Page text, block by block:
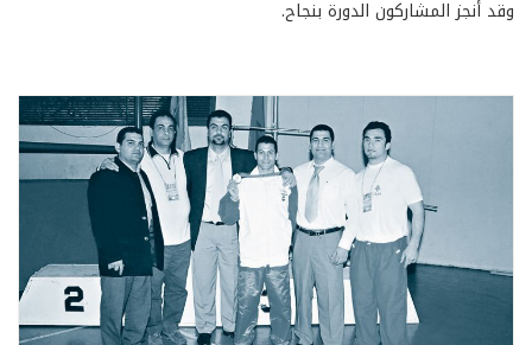
وقد أنجز المشاركون الدورة بنجاح.